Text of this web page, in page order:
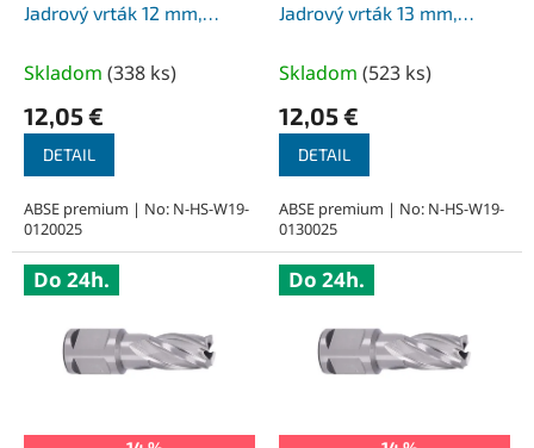
Jadrový vrták 12 mm,
upnutie Weldon 19
Skladom (338 ks)
12,05 €
DETAIL
ABSE premium | No: N-HS-W19-
0120025
Jadrový vrták 13 mm,
upnutie Weldon 19
Skladom (523 ks)
12,05 €
DETAIL
ABSE premium | No: N-HS-W19-
0130025
Do 24h. Do 24h.